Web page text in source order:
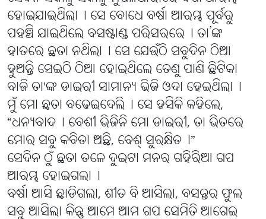
ହୋଇଯାଇଥିଲା୤ ସେ ବୋଧେ ବର୍ଷା ଆରମ୍ଭ ପୂର୍ବରୁ
ପହଞ୍ଚି ଯାଇଥିଲେ ବସଷ୍ଟାଣ୍ଡ ପରିସରରେ୤ ତା’ଙ୍କ
ହାତରେ ଛତା ନଥିଲା୤ ସେ ଯେଉଁଠି ସବୁଦିନ ଠିଆ
ହୁଅନ୍ତି ସେଇଠି ଠିଆ ହୋଇଥିଲେ ତେଣୁ ପାଣି ଛିଟିକା
ବାଜି ତା'ଙ୍କ ଡାଇରୀ ସାମାନ୍ୟ ଭିଜି ଓଦା ହେଇଥିଲା୤
ମୁଁ ମୋ ଛତା ବଢେଇଦେଲି୤ ସେ ହସିକି କହିଲେ,
“ଧନ୍ୟବାଦ୤ ବେଶୀ ଭିଜିନି ମୋ ଡାଇରୀ, ତା ଭିତରେ
ମୋର ସବୁ କବିତା ଅଛି, ବେଶ୍ ସୁରକ୍ଷିତ୤”
ସେଦିନ ଠୁଁ ଛତା ତଳେ ଦୁଇଟା ମନର ଗହିରିଆ ଗପ
ଆରମ୍ଭ ହୋଇଗଲା୤
ବର୍ଷା ଆସି ଛାଡିଗଲା, ଶୀତ ବି ଆସିଲା, ବସନ୍ତର ଫୁଲ
ସବୁ ଆସିଲା କିନ୍ତୁ ଆମେ ଆମ ଗପ ସେମିତି ଆଗେଇ